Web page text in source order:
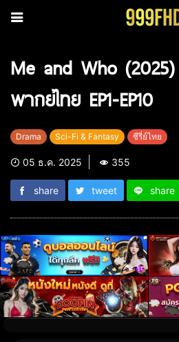
Me and Who
พากย์ไทย EP1-EP10
Drama Sci-Fi & Fantasy ซีรี่ย์ไทย
05 ธ.ค. 2025 355
share tweet share